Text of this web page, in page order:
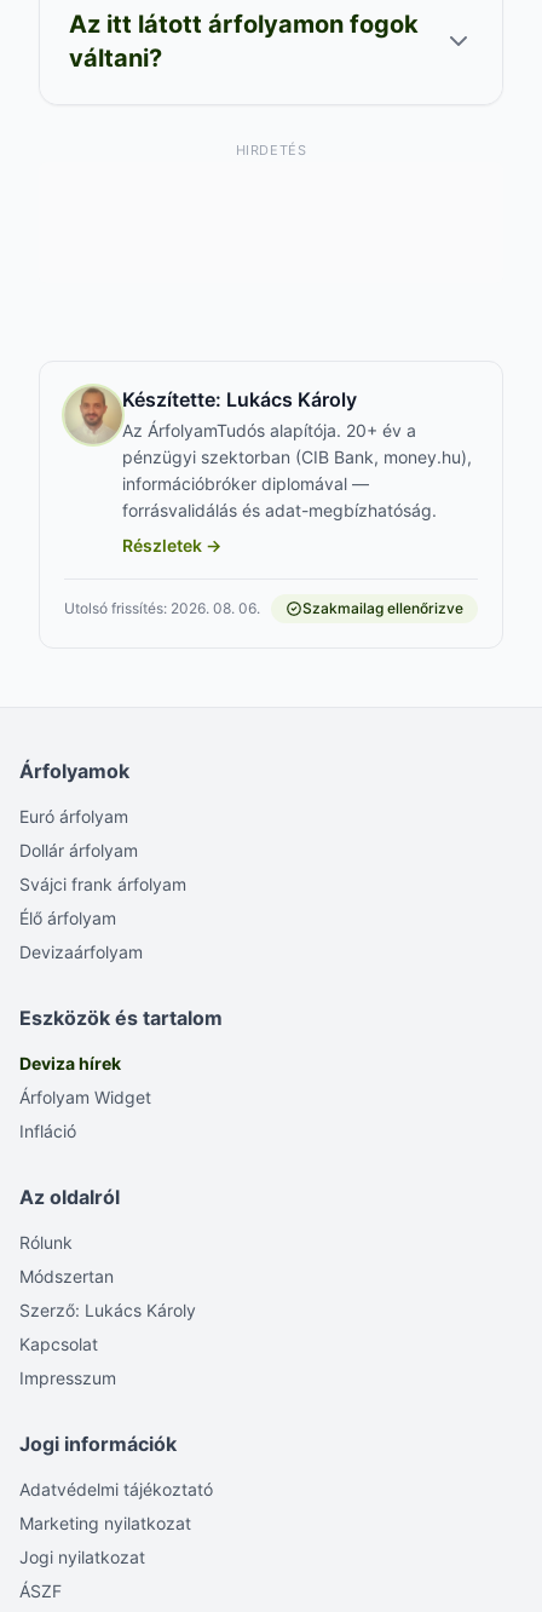
Az itt látott árfolyamon fogok
váltani?
HIRDETÉS
Készítette: Lukács Károly
Az ÁrfolyamTudós alapítója. 20+ év a
pénzügyi szektorban (CIB Bank, money.hu),
információbróker diplomával —
forrásvalidálás és adat-megbízhatóság.
Részletek →
Utolsó frissítés: 2026. 08. 06. Szakmailag ellenőrizve
Árfolyamok
Euró árfolyam
Dollár árfolyam
Svájci frank árfolyam
Élő árfolyam
Devizaárfolyam
Eszközök és tartalom
Deviza hírek
Árfolyam Widget
Infláció
Az oldalról
Rólunk
Módszertan
Szerző: Lukács Károly
Kapcsolat
Impresszum
Jogi információk
Adatvédelmi tájékoztató
Marketing nyilatkozat
Jogi nyilatkozat
ÁSZF